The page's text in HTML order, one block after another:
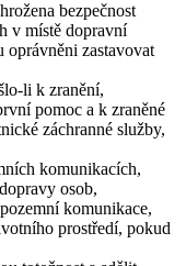
bezpečnost
v místě dopravní
zastavovat
li k zranění,
pomoc a k zraněné
záchranné služby,
komunikacích,
osob,
komunikace,
prostředí, pokud